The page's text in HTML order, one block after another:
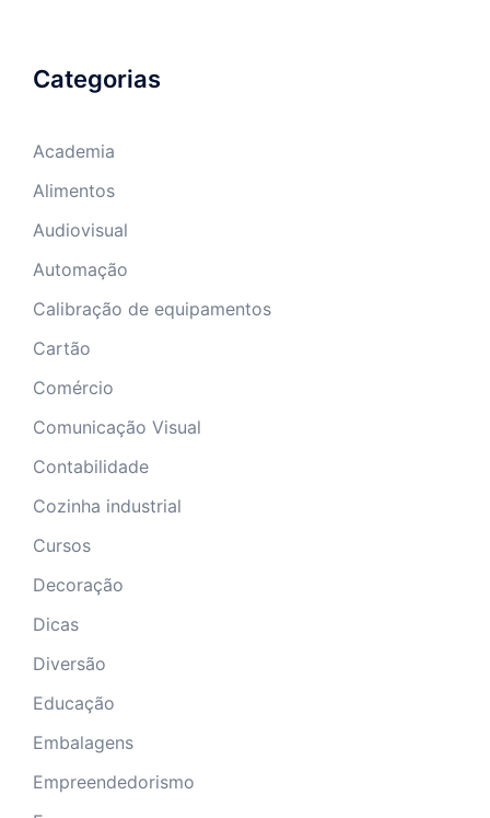
Categorias
Academia
Alimentos
Audiovisual
Automação
Calibração de equipamentos
Cartão
Comércio
Comunicação Visual
Contabilidade
Cozinha industrial
Cursos
Decoração
Dicas
Diversão
Educação
Embalagens
Empreendedorismo